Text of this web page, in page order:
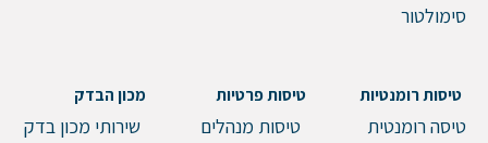
סימולטור
טיסות רומנטיות
טיסה רומנטית
טיסות פרטיות
טיסות מנהלים
מכון הבדק
שירותי מכון בדק